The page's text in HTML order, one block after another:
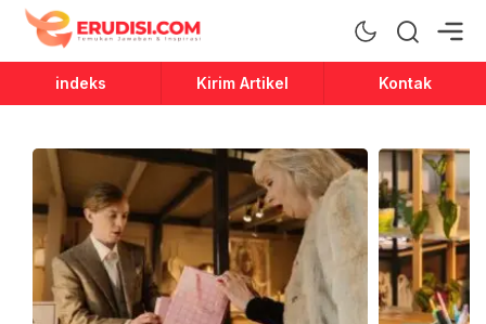
Erudisi
Temukan Jawaban dan Inspirasi
indeks Kirim Artikel Kontak